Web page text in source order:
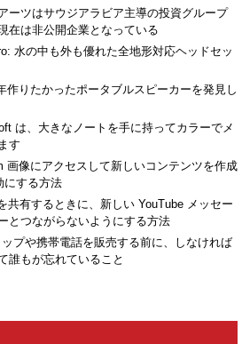
ーツはサウジアラビア主導の投資グループ
在は非公開企業となっている
水の中も外も優れた全地形対応ヘッドセッ
作りたかったポータブルスピーカーを発見し
は、大きなノートを手に持ってカラーでメ
す
画像にアクセスして新しいコンテンツを作成
にする方法
共有するときに、新しい YouTube メッセー
とつながらないようにする方法
プや携帯電話を販売する前に、しなければ
誰もが忘れていること